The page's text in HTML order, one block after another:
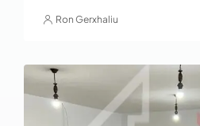
Ron Gerxhaliu